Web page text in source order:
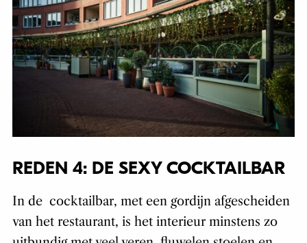
REDEN 4: DE SEXY COCKTAILBAR
In de cocktailbar, met een gordijn afgescheiden
van het restaurant, is het interieur minstens zo